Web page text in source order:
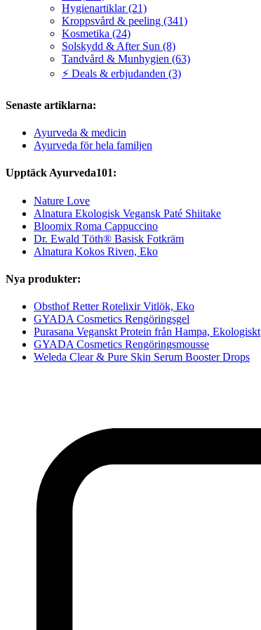
Hygienartiklar (21)
Kroppsvård & peeling (341)
Kosmetika (24)
Solskydd & After Sun (8)
Tandvård & Munhygien (63)
⚡ Deals & erbjudanden (3)
Senaste artiklarna:
Ayurveda & medicin
Ayurveda för hela familjen
Upptäck Ayurveda101:
Nature Love
Alnatura Ekologisk Vegansk Paté Shiitake
Bloomix Roma Cappuccino
Dr. Ewald Töth® Basisk Fotkräm
Alnatura Kokos Riven, Eko
Nya produkter:
Obsthof Retter Rotelixir Vitlök, Eko
GYADA Cosmetics Rengöringsgel
Purasana Veganskt Protein från Hampa, Ekologiskt
GYADA Cosmetics Rengöringsmousse
Weleda Clear & Pure Skin Serum Booster Drops